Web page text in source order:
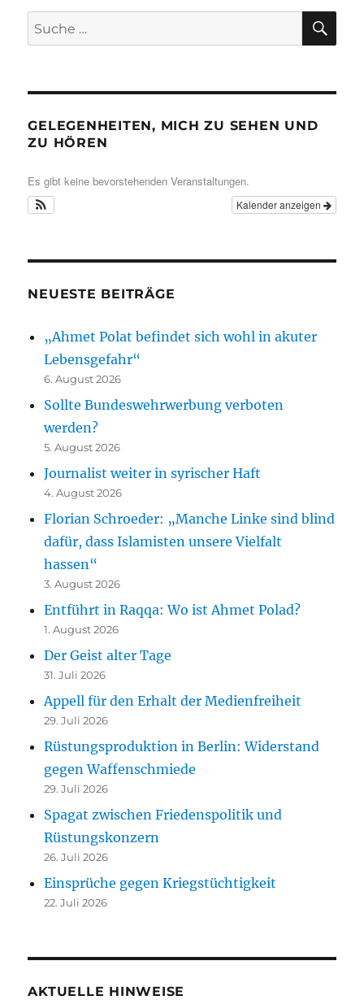
Suche
nach:
GELEGENHEITEN, MICH ZU SEHEN UND
ZU HÖREN
Es gibt keine bevorstehenden Veranstaltungen.
Kalender anzeigen
NEUESTE BEITRÄGE
„Ahmet Polat befindet sich wohl in akuter
Lebensgefahr“
6. August 2026
Sollte Bundeswehrwerbung verboten
werden?
5. August 2026
Journalist weiter in syrischer Haft
4. August 2026
Florian Schroeder: „Manche Linke sind blind
dafür, dass Islamisten unsere Vielfalt
hassen“
3. August 2026
Entführt in Raqqa: Wo ist Ahmet Polad?
1. August 2026
Der Geist alter Tage
31. Juli 2026
Appell für den Erhalt der Medienfreiheit
29. Juli 2026
Rüstungsproduktion in Berlin: Widerstand
gegen Waffenschmiede
29. Juli 2026
Spagat zwischen Friedenspolitik und
Rüstungskonzern
26. Juli 2026
Einsprüche gegen Kriegstüchtigkeit
22. Juli 2026
AKTUELLE HINWEISE